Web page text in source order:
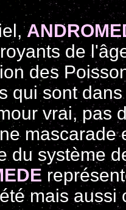
de
des
qui sont
vrai, pas
mascarade
du système
mais aussi